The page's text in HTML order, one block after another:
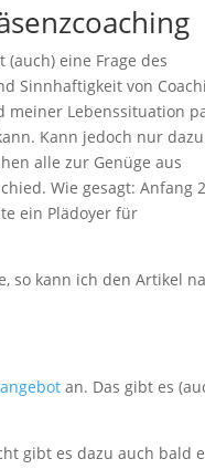
eine Frage des
Sinnhaftigkeit von
Lebenssituation
Kann jedoch nur dazu
alle zur Genüge aus
Wie gesagt: Anfang
ein Plädoyer für
so kann ich den Artikel
an. Das gibt es
gibt es dazu auch bald